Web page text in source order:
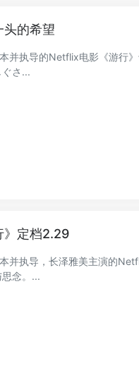
头的希望
并执导的Netflix电影《游行
さ...
》定档2.29
并执导，长泽雅美主演的
念。...